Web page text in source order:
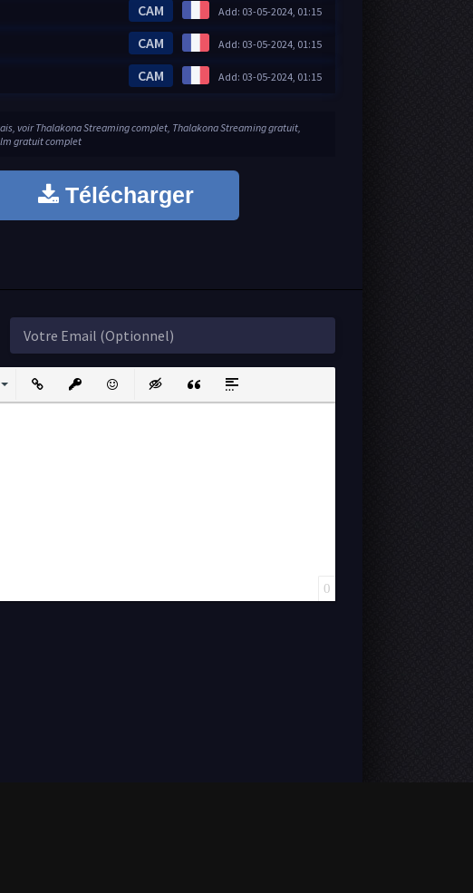
Add: 03-05-2024, 01:15
CAM
Add: 03-05-2024, 01:15
CAM
Add: 03-05-2024, 01:15
CAM
voir Thalakona Streaming complet, Thalakona Streaming gratuit,
gratuit complet
Télécharger
ListInsert LinkInsert protected link
EmoticonsInsert hidden text
Insert QuoteInsert spoiler
0